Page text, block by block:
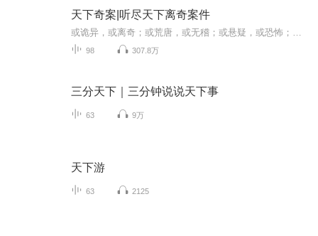
天下奇案|听尽天下离奇案件
98 307.8万
三分天下｜三分钟说说天下事
63 9万
天下游
63 2125